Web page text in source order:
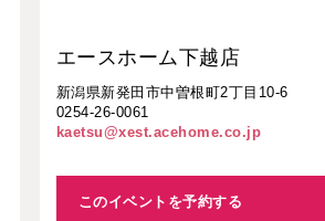
エースホーム下越店
新潟県新発田市中曽根町2丁目10-6
0254-26-0061
kaetsu@xest.acehome.co.jp
このイベントを予約する